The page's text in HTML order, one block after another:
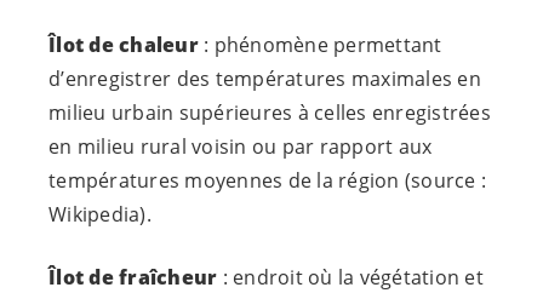
Îlot de chaleur : phénomène permettant
d’enregistrer des températures maximales en
milieu urbain supérieures à celles enregistrées
en milieu rural voisin ou par rapport aux
températures moyennes de la région (source :
Wikipedia).
Îlot de fraîcheur : endroit où la végétation et